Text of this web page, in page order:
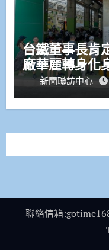
台鐵董事長肯
廠華麗轉身化
新聞聯訪中心
聯絡信箱